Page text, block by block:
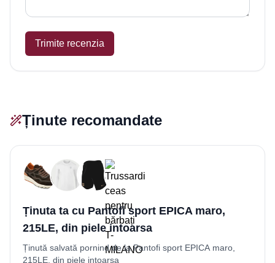
Trimite recenzia
Ținute recomandate
Ținuta ta cu Pantofi sport EPICA maro,
215LE, din piele intoarsa
Ținută salvată pornind de la Pantofi sport EPICA maro,
215LE, din piele intoarsa